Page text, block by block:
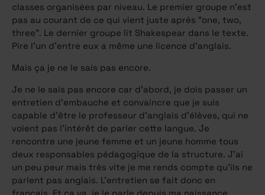
classes organisées par niveau. Le premier groupe n’est
pas au courant de ce qui vient juste après “one, two,
three”. Le dernier groupe lit Shakespear dans le texte.
Pire l’un d’entre eux a même une licence d’anglais.
Mais ça je ne le sais pas encore.
Je ne le sais pas encore car d’abord, je dois passer un
entretien d’embauche et convaincre que je suis
capable d’être le professeur d’anglais d’élèves, qui ne
voient pas l’intérêt de parler cette langue. Je
rencontre une jeune femme et un jeune homme tous
deux responsables pédagogique de la structure. J’ai
un peu peur mais très vite je me rends compte qu’ils ne
parlent pas anglais. L’entretien se fait donc en